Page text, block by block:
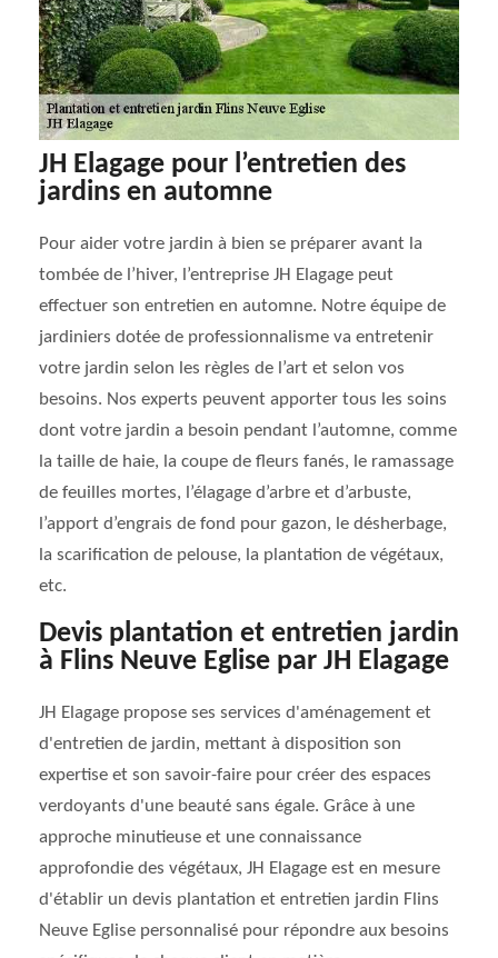
JH Elagage pour l’entretien des
jardins en automne
Pour aider votre jardin à bien se préparer avant la
tombée de l’hiver, l’entreprise JH Elagage peut
effectuer son entretien en automne. Notre équipe de
jardiniers dotée de professionnalisme va entretenir
votre jardin selon les règles de l’art et selon vos
besoins. Nos experts peuvent apporter tous les soins
dont votre jardin a besoin pendant l’automne, comme
la taille de haie, la coupe de fleurs fanés, le ramassage
de feuilles mortes, l’élagage d’arbre et d’arbuste,
l’apport d’engrais de fond pour gazon, le désherbage,
la scarification de pelouse, la plantation de végétaux,
etc.
Devis plantation et entretien jardin
à Flins Neuve Eglise par JH Elagage
JH Elagage propose ses services d'aménagement et
d'entretien de jardin, mettant à disposition son
expertise et son savoir-faire pour créer des espaces
verdoyants d'une beauté sans égale. Grâce à une
approche minutieuse et une connaissance
approfondie des végétaux, JH Elagage est en mesure
d'établir un devis plantation et entretien jardin Flins
Neuve Eglise personnalisé pour répondre aux besoins